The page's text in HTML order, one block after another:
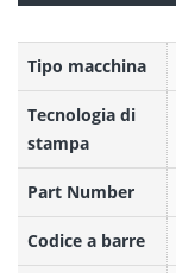
Tipo macchina
Tecnologia di
stampa
Part Number
Codice a barre